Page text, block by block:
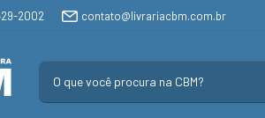
2002 contato@livrariacbm.com.br